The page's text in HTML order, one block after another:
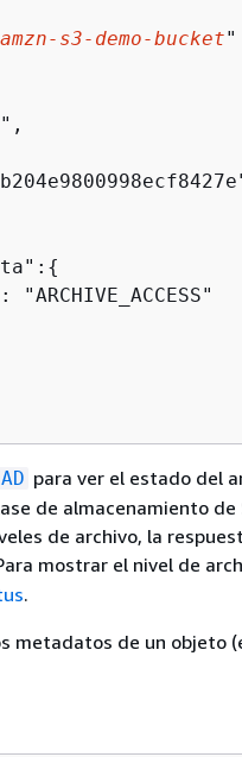
amzn-s3-demo-bucket"
{
"ARCHIVE_ACCESS"
para ver el estado del
de almacenamiento de
de archivo, la
mostrar el nivel de
.
metadatos de un objeto